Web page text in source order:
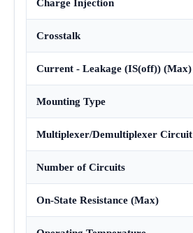
Charge Injection
Crosstalk
Current - Leakage (IS(off)) (Max)
Mounting Type
Multiplexer/Demultiplexer Circuit
Number of Circuits
On-State Resistance (Max)